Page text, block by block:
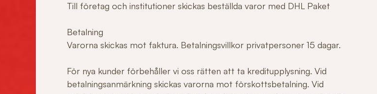
Till företag och institutioner skickas beställda varor med DHL Paket
Betalning
Varorna skickas mot faktura. Betalningsvillkor privatpersoner 15 dagar.
För nya kunder förbehåller vi oss rätten att ta kreditupplysning. Vid
betalningsanmärkning skickas varorna mot förskottsbetalning. Vid